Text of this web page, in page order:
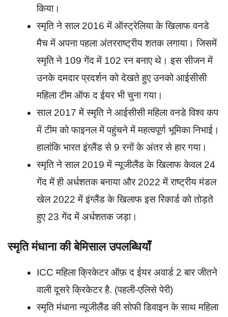
किया।
स्मृति ने साल 2016 में ऑस्ट्रेलिया के खिलाफ वनडे
मैच में अपना पहला अंतरराष्ट्रीय शतक लगाया। जिसमें
स्मृति ने 109 गेंद में 102 रन बनाए थे। इस सीजन में
उनके दमदार प्रदर्शन को देखते हुए उनको आईसीसी
महिला टीम ऑफ द ईयर भी चुना गया।
साल 2017 में स्मृति ने आईसीसी महिला वनडे विश्व कप
में टीम को फाइनल में पहुंचने में महत्वपूर्ण भूमिका निभाई।
हालांकि भारत इंग्लैंड से 9 रनों के अंतर से हार गया।
स्मृति ने साल 2019 में न्यूजीलैंड के खिलाफ केवल 24
गेंद में ही अर्धशतक बनाया और 2022 में राष्ट्रीय मंडल
खेल 2022 में इंग्लैंड के खिलाफ इस रिकार्ड को तोड़ते
हुए 23 गेंद में अर्धशतक जड़ा।
स्मृति मंधाना की बेमिसाल उपलब्धियाँ
ICC महिला क्रिकेटर ऑफ़ द ईयर अवार्ड 2 बार जीतने
वाली दूसरे क्रिकेटर है. (पहली-एलिसे पेरी)
स्मृति मंधाना न्यूजीलैंड की सोफी डिवाइन के साथ महिला